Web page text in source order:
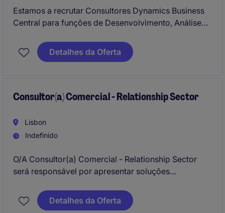
Estamos a recrutar Consultores Dynamics Business
Central para funções de Desenvolvimento, Análise
Consultora especialista em Transformação Digital e
Inovação, reconhecida no mercado nacional e com
Detalhes da Oferta
Consultor(a) Comercial - Relationship Sector
Lisbon
Indefinido
O/A Consultor(a) Comercial - Relationship Sector
será responsável por apresentar soluções
rigoroso, ético e orientado para resultados. Além
disso, deverá
gerir a carteira de clientes de forma
Detalhes da Oferta